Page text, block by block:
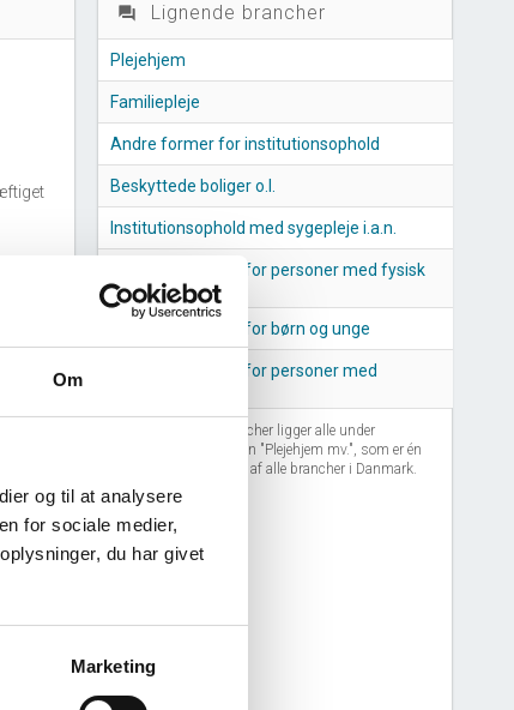
Om
og til at analysere
for sociale medier,
du har givet
Marketing
question_answer Lignende brancher
Plejehjem
Familiepleje
Andre former for institutionsophold
Beskyttede boliger o.l.
Institutionsophold med sygepleje i.a.n.
Døgninstitutioner for personer med fysisk
handicap
Døgninstitutioner for børn og unge
Døgninstitutioner for personer med
Disse lignende brancher ligger alle under
branchegrupperingen "Plejehjem mv.", som er én
af 127 grupperinger af alle brancher i Danmark.